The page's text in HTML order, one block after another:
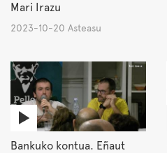
Mari Irazu
2023-10-20 Asteasu
Bankuko kontua. Eñaut